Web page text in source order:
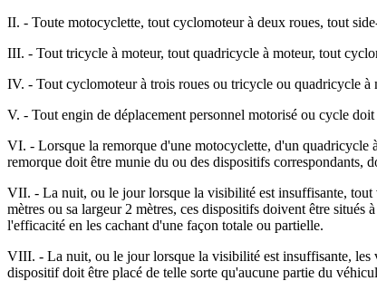
II. - Toute motocyclette, tout cyclomoteur à deux roues, tout
III. - Tout tricycle à moteur, tout quadricycle à moteur, tout
IV. - Tout cyclomoteur à trois roues ou tricycle ou quadricycle à
V. - Tout engin de déplacement personnel motorisé ou cycle
VI. - Lorsque la remorque d'une motocyclette, d'un quadricycle
remorque doit être munie du ou des dispositifs correspondants,
VII. - La nuit, ou le jour lorsque la visibilité est insuffisante, tout
mètres ou sa largeur 2 mètres, ces dispositifs doivent être
l'efficacité en les cachant d'une façon totale ou partielle.
VIII. - La nuit, ou le jour lorsque la visibilité est insuffisante, les
dispositif doit être placé de telle sorte qu'aucune partie du